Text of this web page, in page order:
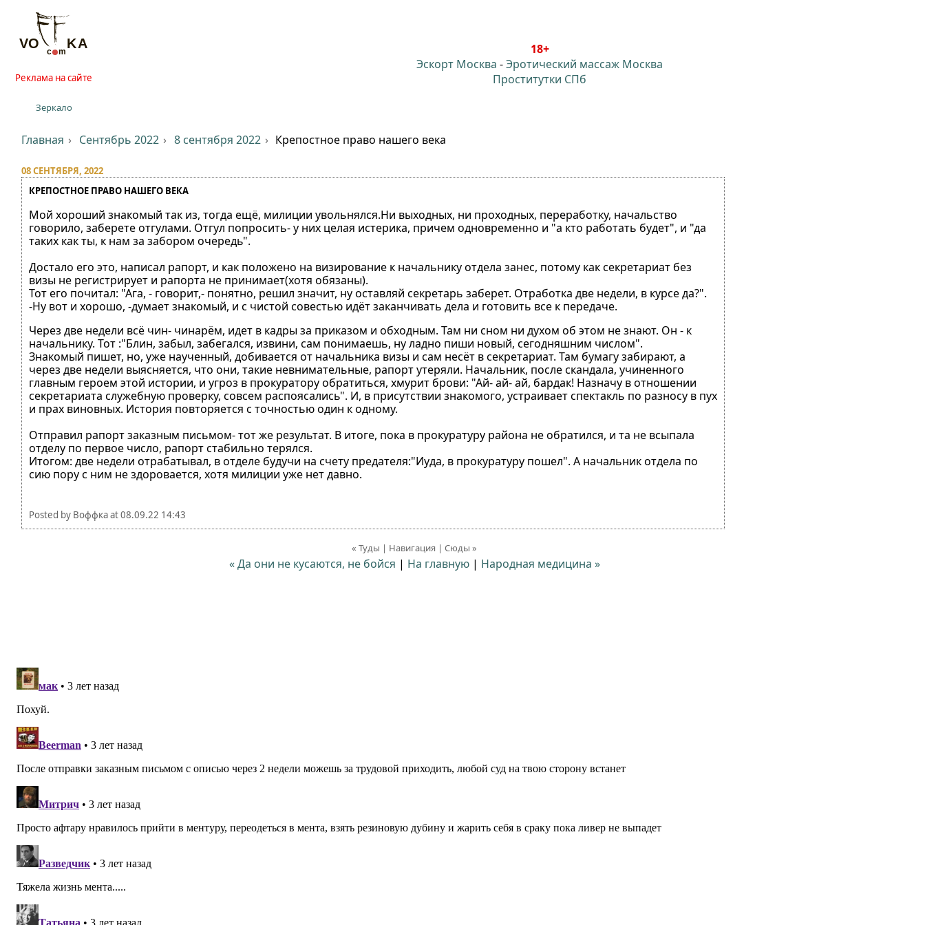
Реклама на сайте
Зеркало
18+
Эскорт Москва -Эротический массаж Москва
Проститутки СПб
Главная Сентябрь 2022 8 сентября 2022 Крепостное право нашего века
08 СЕНТЯБРЯ, 2022
КРЕПОСТНОЕ ПРАВО НАШЕГО ВЕКА
Мой хороший знакомый так из, тогда ещё, милиции увольнялся.Ни выходных, ни проходных, переработку, начальство
говорило, заберете отгулами. Отгул попросить- у них целая истерика, причем одновременно и "а кто работать будет", и "да
таких как ты, к нам за забором очередь".
Достало его это, написал рапорт, и как положено на визирование к начальнику отдела занес, потому как секретариат без
визы не регистрирует и рапорта не принимает(хотя обязаны).
Тот его почитал: "Ага, - говорит,- понятно, решил значит, ну оставляй секретарь заберет. Отработка две недели, в курсе да?".
-Ну вот и хорошо, -думает знакомый, и с чистой совестью идёт заканчивать дела и готовить все к передаче.
Через две недели всё чин- чинарём, идет в кадры за приказом и обходным. Там ни сном ни духом об этом не знают. Он - к
начальнику. Тот :"Блин, забыл, забегался, извини, сам понимаешь, ну ладно пиши новый, сегодняшним числом".
Знакомый пишет, но, уже наученный, добивается от начальника визы и сам несёт в секретариат. Там бумагу забирают, а
через две недели выясняется, что они, такие невнимательные, рапорт утеряли. Начальник, после скандала, учиненного
главным героем этой истории, и угроз в прокуратору обратиться, хмурит брови: "Ай- ай- ай, бардак! Назначу в отношении
секретариата служебную проверку, совсем распоясались". И, в присутствии знакомого, устраивает спектакль по разносу в пух
и прах виновных. История повторяется с точностью один к одному.
Отправил рапорт заказным письмом- тот же результат. В итоге, пока в прокуратуру района не обратился, и та не всыпала
отделу по первое число, рапорт стабильно терялся.
Итогом: две недели отрабатывал, в отделе будучи на счету предателя:"Иуда, в прокуратуру пошел". А начальник отдела по
сию пору с ним не здоровается, хотя милиции уже нет давно.
Posted by Воффкаat08.09.22 14:43
« Туды | Навигация | Сюды »
« Да они не кусаются, не бойся | На главную| Народная медицина »